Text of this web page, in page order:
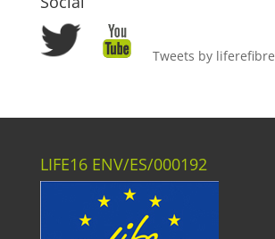
Tweets by liferefibre
LIFE16 ENV/ES/000192